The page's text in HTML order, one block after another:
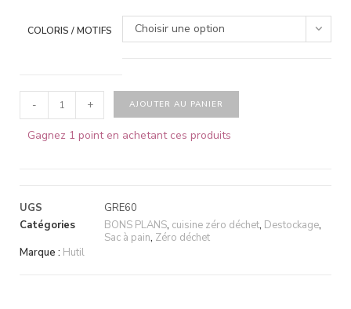
COLORIS / MOTIFS Choisir une option
- + AJOUTER AU PANIER
Gagnez 1 point en achetant ces produits
UGS
GRE60
Catégories
BONS PLANS, cuisine zéro déchet, Destockage,
Sac à pain, Zéro déchet
Marque : Hutil